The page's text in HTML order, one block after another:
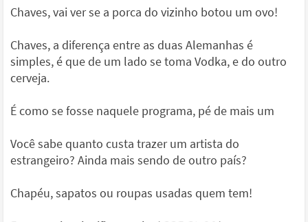
Chaves, vai ver se a porca do vizinho botou um ovo!
Chaves, a diferença entre as duas Alemanhas é
simples, é que de um lado se toma Vodka, e do outro
cerveja.
É como se fosse naquele programa, pé de mais um
Você sabe quanto custa trazer um artista do
estrangeiro? Ainda mais sendo de outro país?
Chapéu, sapatos ou roupas usadas quem tem!